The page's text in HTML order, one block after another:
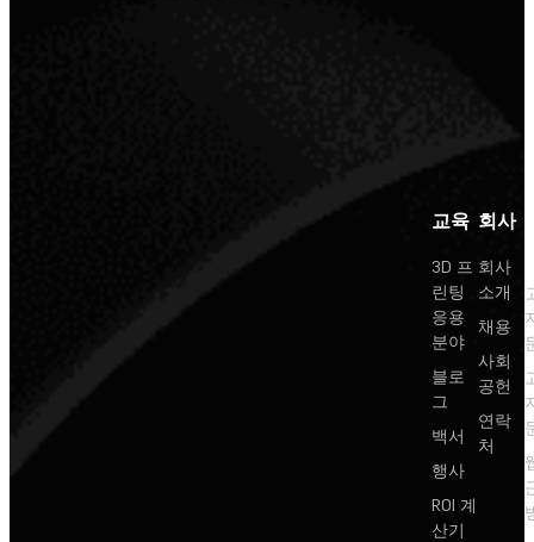
교육
3D 프
린팅
응용
분야
블로
그
백서
행사
ROI 계
산기
회사
회사
소개
채용
사회
공헌
연락
처